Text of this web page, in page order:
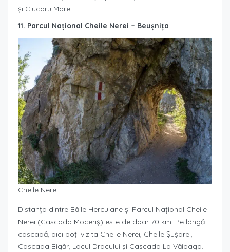
și Ciucaru Mare.
11. Parcul Național Cheile Nerei – Beușnița
Cheile Nerei
Distanța dintre Băile Herculane și Parcul Național Cheile
Nerei (Cascada Moceriș) este de doar 70 km. Pe lângă
cascadă, aici poți vizita Cheile Nerei, Cheile Șușarei,
Cascada Bigăr, Lacul Dracului și Cascada La Văioaga.